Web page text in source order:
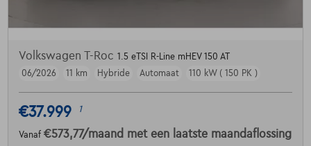
Volkswagen T-Roc 1.5 eTSI R-Line mHEV 150 AT
06/2026
11 km Hybride Automaat 110 kW ( 150 PK )
€37.999 1
Vanaf €573,77/maand met een laatste maandaflossing